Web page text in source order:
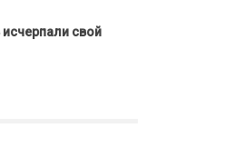
свой